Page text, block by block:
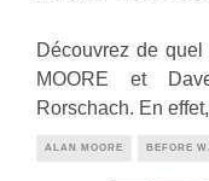
Découvrez de
MOORE et
Rorschach. En
ALAN MOORE BEFORE